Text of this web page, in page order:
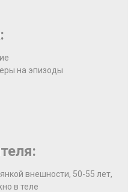
на эпизоды
внешности, 50-55 лет,
в теле